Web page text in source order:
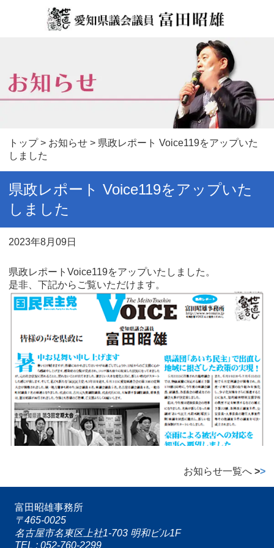
トップ> お知らせ > 県政レポート Voice119をアップいた
しました
県政レポート Voice119をアップいた
しました
2023年8月09日
県政レポートVoice119をアップいたしました。
是非、下記からご覧いただけます。
お知らせ一覧へ >>
富田昭雄事務所
〒465-0025
名古屋市名東区上社1-703 明和ビル1F
TEL : 052-760-2299